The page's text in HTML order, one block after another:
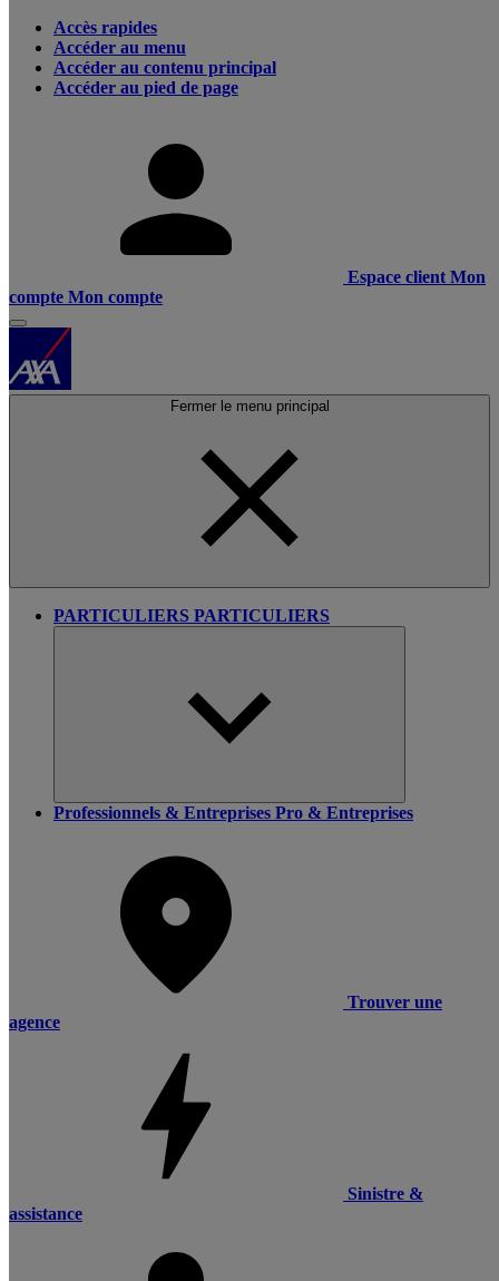
Accès rapides
Accéder au menu
Accéder au contenu principal
Accéder au pied de page
Espace client Mon
compte Mon compte
Fermer le menu principal
PARTICULIERS PARTICULIERS
Professionnels & Entreprises Pro & Entreprises
Trouver une
agence
Sinistre &
assistance